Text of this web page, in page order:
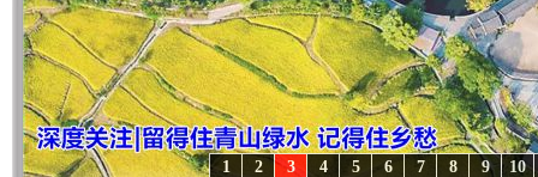
10
9
8
7
6
5
4
3
2
1